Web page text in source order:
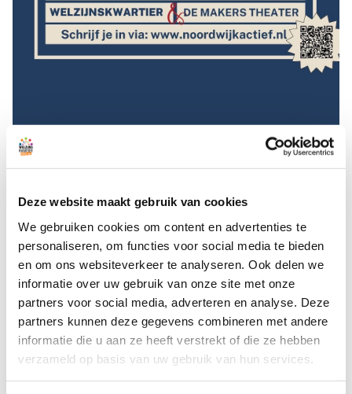
Deze website maakt gebruik van cookies
We gebruiken cookies om content en advertenties te
personaliseren, om functies voor social media te bieden
en om ons websiteverkeer te analyseren. Ook delen we
informatie over uw gebruik van onze site met onze
partners voor social media, adverteren en analyse. Deze
partners kunnen deze gegevens combineren met andere
informatie die u aan ze heeft verstrekt of die ze hebben
verzameld op basis van uw gebruik van hun services.
Jongeren tussen de 10 en 16 jaar krijgen een unieke kans
"Step Up, Open Up!". In samenwerking met De Makers
avontuur, waarbij jongeren samen een eigen toneelstuk
creëren en opvoeren.
Onder begeleiding van ervaren theaterdocenten bedenken
jongeren een boeiend verhaal en ontwikkelen hun
acteervaardigheden. Uiteindelijk schitteren zij in een
opvoering in Noordwijk. Gedurende het hele proces worden
de jongeren ondersteund door een jongerenwerker van